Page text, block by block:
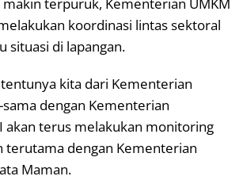
terpuruk, Kementerian UMKM
koordinasi lintas sektoral
situasi di lapangan.
tentunya kita dari Kementerian
dengan Kementerian
akan terus melakukan monitoring
terutama dengan Kementerian
Maman.